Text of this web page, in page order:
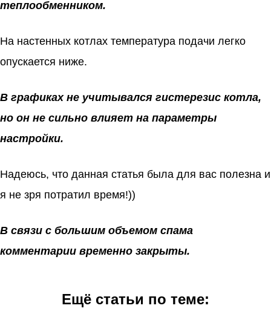
теплообменником.
На настенных котлах температура подачи легко
опускается ниже.
В графиках не учитывался гистерезис котла,
но он не сильно влияет на параметры
настройки.
Надеюсь, что данная статья была для вас полезна и
я не зря потратил время!))
В связи с большим объемом спама
комментарии временно закрыты.
Ещё статьи по теме: